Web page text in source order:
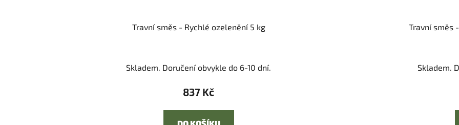
Travní směs - Rychlé ozelenění 5 kg
Skladem. Doručení obvykle do 6-10 dní.
837 Kč
Travní směs
Skladem.